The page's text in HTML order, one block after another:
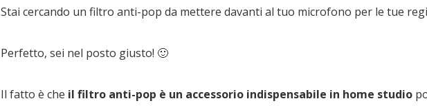
Stai cercando un filtro anti-pop da mettere davanti al tuo microfono per le tue
Perfetto, sei nel posto giusto! 🙂
Il fatto è che il filtro anti-pop è un accessorio indispensabile in home studio